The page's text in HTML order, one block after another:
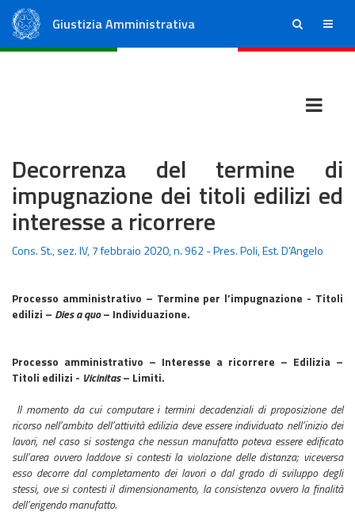
Giustizia Amministrativa ricerca menu
Decorrenza del termine di
impugnazione dei titoli edilizi ed
interesse a ricorrere
Cons. St., sez. IV, 7 febbraio 2020, n. 962 - Pres. Poli, Est. D’Angelo
Processo amministrativo – Termine per l’impugnazione - Titoli
edilizi – Dies a quo– Individuazione.
Processo amministrativo – Interesse a ricorrere – Edilizia –
Titoli edilizi - Vicinitas– Limiti.
Il momento da cui computare i termini decadenziali di proposizione del
ricorso nell’ambito dell’attività edilizia deve essere individuato nell’inizio dei
lavori, nel caso si sostenga che nessun manufatto poteva essere edificato
sull’area ovvero laddove si contesti la violazione delle distanza; viceversa
esso decorre dal completamento dei lavori o dal grado di sviluppo degli
stessi, ove si contesti il dimensionamento, la consistenza ovvero la finalità
dell’erigendo manufatto.